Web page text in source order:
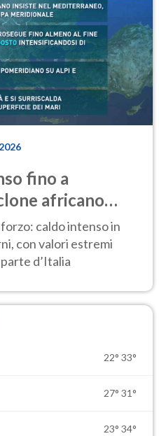
fino a
africano
caldo intenso in
con valori estremi
d’Italia
22° 33°
27° 31°
23° 34°